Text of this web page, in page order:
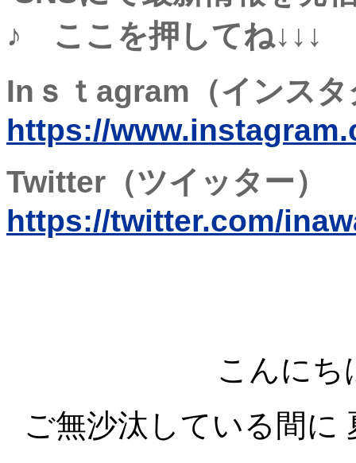
♪ ここを押してね↓↓↓
Inｓｔagram（インス
https://
Twitter（ツイッター）
https://twitter.com/
こんに
ご無沙汰している間に